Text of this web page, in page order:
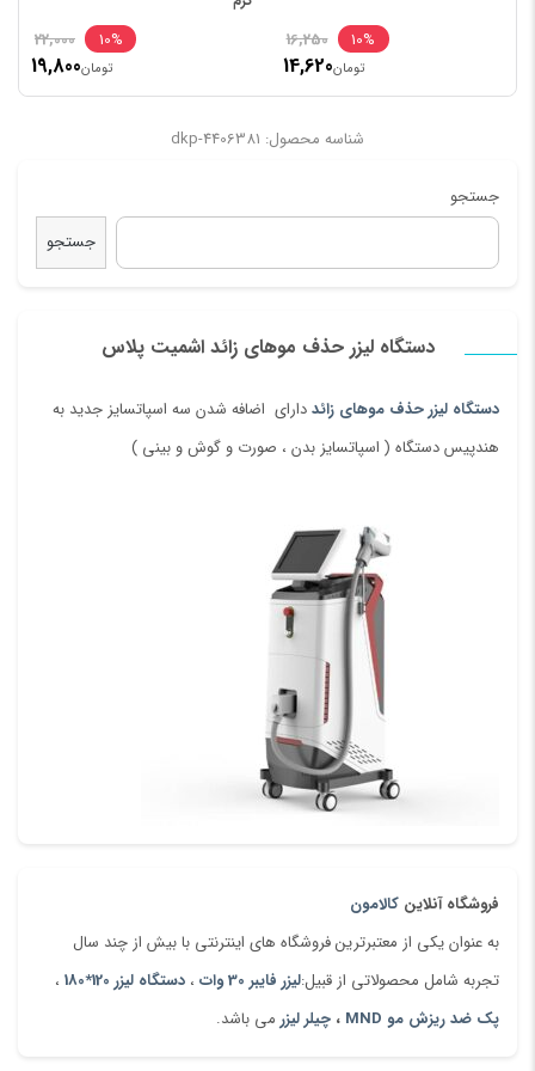
جستجو
جستجو
دستگاه لیزر حذف موهای زائد اشمیت پلاس
دستگاه لیزر حذف موهای زائددارای اضافه شدن سه اسپاتسایز جدید به
هندپیس دستگاه ( اسپاتسایز بدن ، صورت و گوش و بینی )
فروشگاه آنلاین کالامون
به عنوان یکی از معتبرترین فروشگاه های اینترنتی با بیش از چند سال
تجربه شامل محصولاتی از قبیل:لیزر فایبر 30 وات ، دستگاه لیزر 120*180
،
پک ضد ریزش مو MND
، چیلر لیزر می باشد.
ایمیل *
ذخیره نام، ایمیل و وبسایت من در مرورگر برای زمانی که دوباره دیدگاهی
10%
16,250
تومان14,620
10%
22,000
تومان19,800
شناسه محصول: dkp-4406381